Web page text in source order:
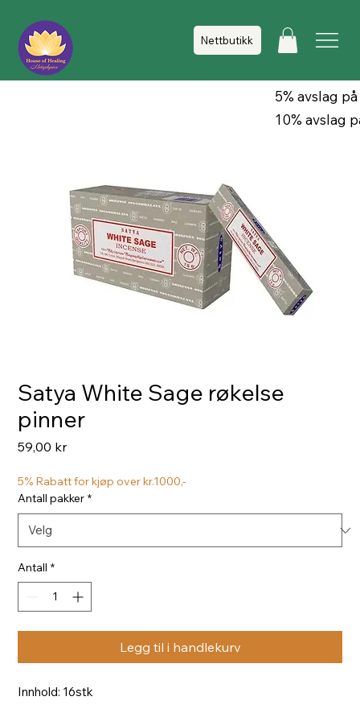
Nettbutikk
Satya White Sage røkelse
pinner
59,00 krPris
5% Rabatt for kjøp over kr.1000,-
Antall pakker *
Antall *
Legg til i handlekurv
Innhold: 16stk
5% avslag
10% avslag